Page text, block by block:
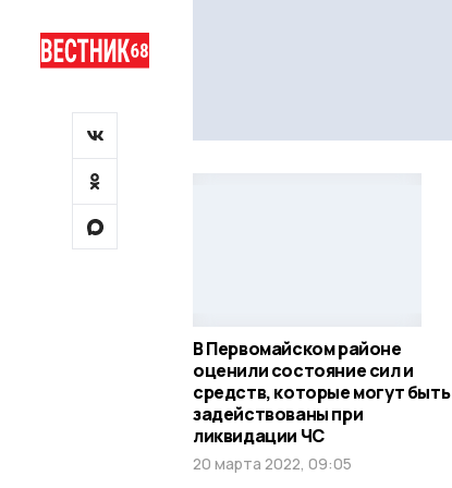
В Первомайском районе
оценили состояние сил и
средств, которые могут быть
задействованы при
ликвидации ЧС
20 марта 2022, 09:05